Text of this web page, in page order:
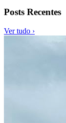
Posts Recentes
Ver tudo ›